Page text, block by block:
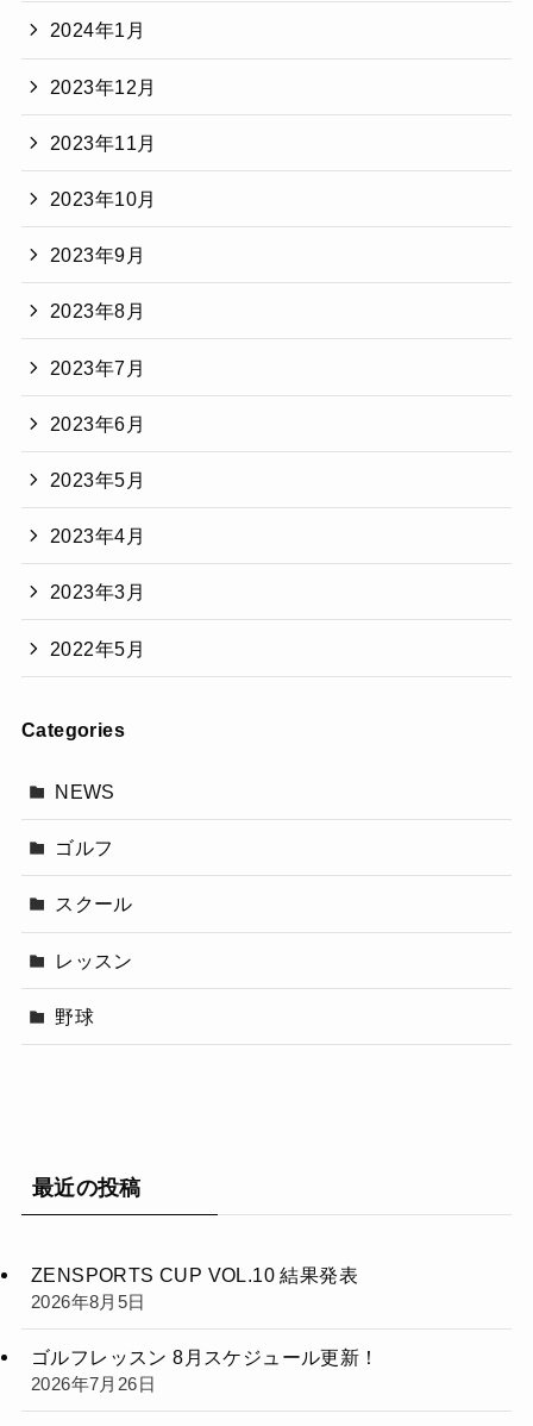
2024年1月
2023年12月
2023年11月
2023年10月
2023年9月
2023年8月
2023年7月
2023年6月
2023年5月
2023年4月
2023年3月
2022年5月
Categories
NEWS
ゴルフ
スクール
レッスン
野球
最近の投稿
ZENSPORTS CUP VOL.10 結果発表
2026年8月5日
ゴルフレッスン 8月スケジュール更新！
2026年7月26日